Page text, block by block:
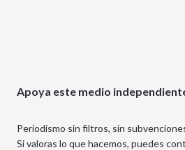
Apoya este medio
Periodismo sin filtros, sin
Si valoras lo que hacemos, puedes